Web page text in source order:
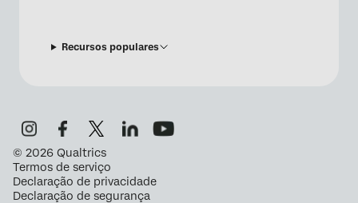
Recursos populares
© 2026 Qualtrics
Termos de serviço
Declaração de privacidade
Declaração de segurança